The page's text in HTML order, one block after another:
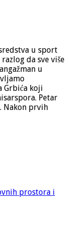
u sport
da sve više
u
Grbića koji
Petar
Nakon prvih